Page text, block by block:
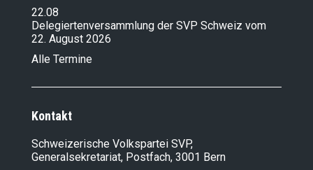
22.08
Delegiertenversammlung der SVP Schweiz vom
22. August 2026
Alle Termine
Kontakt
Schweizerische Volkspartei SVP,
Generalsekretariat, Postfach, 3001 Bern